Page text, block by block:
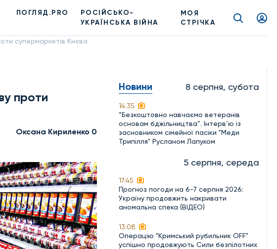
ПОГЛЯД.PRO
РОСІЙСЬКО-
УКРАЇНСЬКА ВІЙНА
МОЯ
СТРІЧКА
супермаркетів Києва
проти
Оксана Кириленко 0
Новини 8 серпня, субота
14:35
“Безкоштовно навчаємо ветеранів
основам бджільництва”. Інтерв’ю із
засновником сімейної пасіки "Меди
Трипілля" Русланом Лапуком
5 серпня, середа
17:45
Прогноз погоди на 6-7 серпня 2026:
Україну продовжить накривати
аномальна спека (ВІДЕО)
13:08
Операцію "Кримський рубильник OFF"
успішно продовжують Сили безпілотних